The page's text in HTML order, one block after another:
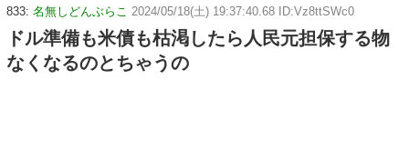
833: 名無しどんぶらこ 2024/05/18(土) 19:37:40.68 ID:Vz8ttSWc0
ドル準備も米債も枯渇したら人民元担保する物
なくなるのとちゃうの